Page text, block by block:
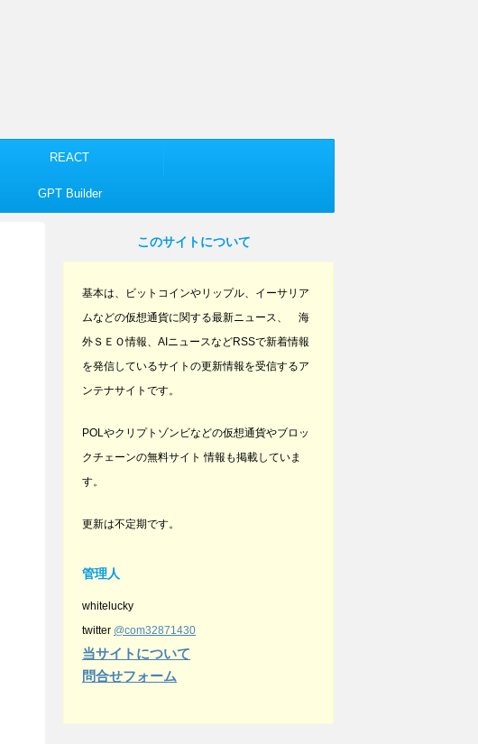
REACT
GPT Builder
このサイトについて
基本は、ビットコインやリップル、イーサリア
ムなどの仮想通貨に関する最新ニュース、 海
外ＳＥＯ情報、AIニュースなどRSSで新着情報
を発信しているサイトの更新情報を受信するア
ンテナサイトです。
POLやクリプトゾンビなどの仮想通貨やブロッ
クチェーンの無料サイト 情報も掲載していま
す。
更新は不定期です。
管理人
whitelucky
twitter @com32871430
当サイトについて
問合せフォーム